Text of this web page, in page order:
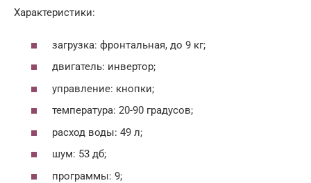
Характеристики:
загрузка: фронтальная, до 9 кг;
двигатель: инвертор;
управление: кнопки;
температура: 20-90 градусов;
расход воды: 49 л;
шум: 53 дб;
программы: 9;